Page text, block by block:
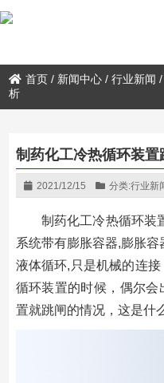
首页 / 新闻中心 /行业新闻
析
制药化工冷热循环装置
2021/12/15 分类:行业新
制药化工冷热循环装
系统带有膨胀容器,膨胀
液体循环,只是机械的连
循环装置的时候，偶尔会
置就跳闸的情况，这是什